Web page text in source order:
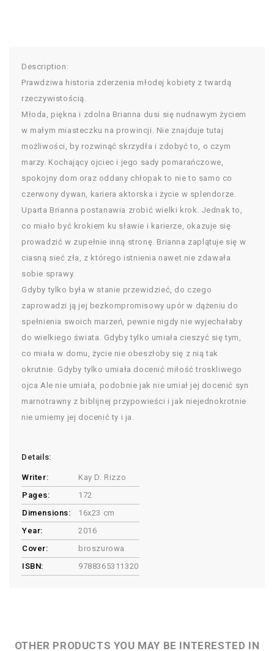
Description:
Prawdziwa historia zderzenia młodej kobiety z twardą
rzeczywistością.
Młoda, piękna i zdolna Brianna dusi się nudnawym życiem
w małym miasteczku na prowincji. Nie znajduje tutaj
możliwości, by rozwinąć skrzydła i zdobyć to, o czym
marzy. Kochający ojciec i jego sady pomarańczowe,
spokojny dom oraz oddany chłopak to nie to samo co
czerwony dywan, kariera aktorska i życie w splendorze.
Uparta Brianna postanawia zrobić wielki krok. Jednak to,
co miało być krokiem ku sławie i karierze, okazuje się
prowadzić w zupełnie inną stronę. Brianna zaplątuje się w
ciasną sieć zła, z którego istnienia nawet nie zdawała
sobie sprawy.
Gdyby tylko była w stanie przewidzieć, do czego
zaprowadzi ją jej bezkompromisowy upór w dążeniu do
spełnienia swoich marzeń, pewnie nigdy nie wyjechałaby
do wielkiego świata. Gdyby tylko umiała cieszyć się tym,
co miała w domu, życie nie obeszłoby się z nią tak
okrutnie. Gdyby tylko umiała docenić miłość troskliwego
ojca Ale nie umiała, podobnie jak nie umiał jej docenić syn
marnotrawny z biblijnej przypowieści i jak niejednokrotnie
nie umiemy jej docenić ty i ja.
Details:
Writer:
Kay D. Rizzo
Pages:
172
Dimensions:
16x23 cm
Year:
2016
Cover:
broszurowa
ISBN:
9788365311320
OTHER PRODUCTS YOU MAY BE INTERESTED IN